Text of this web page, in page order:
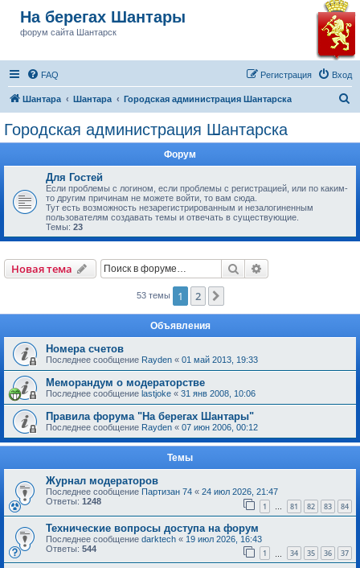
На берегах Шантары
форум сайта Шантарск
FAQ Вход
Регистрация
Шантара Шантара Городская администрация Шантарска
Городская администрация Шантарска
Форум
Для Гостей
Если проблемы с логином, если проблемы с регистрацией, или по каким-
то другим причинам не можете войти, то вам сюда.
Тут есть возможность незарегистрированным и незалогиненным
пользователям создавать темы и отвечать в существующие.
Темы: 23
Новая тема Поиск
53 темы 1 2
Объявления
Номера счетов
Последнее сообщение Rayden « 01 май 2013, 19:33
Меморандум о модераторстве
Последнее сообщение lastjoke « 31 янв 2008, 10:06
Правила форума "На берегах Шантары"
Последнее сообщение Rayden « 07 июн 2006, 00:12
Темы
Журнал модераторов
Последнее сообщение Партизан 74 « 24 июл 2026, 21:47
Ответы: 1248 1 … 81 82 83 84
Технические вопросы доступа на форум
Последнее сообщение darktech « 19 июл 2026, 16:43
Ответы: 544 1 34 35 36 37